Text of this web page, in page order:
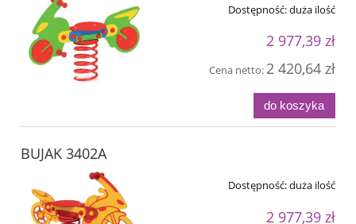
Dostępność:duża ilość
2 977,39 zł
Cena netto: 2 420,64 zł
do koszyka
BUJAK 3402A
Dostępność:duża ilość
2 977,39 zł